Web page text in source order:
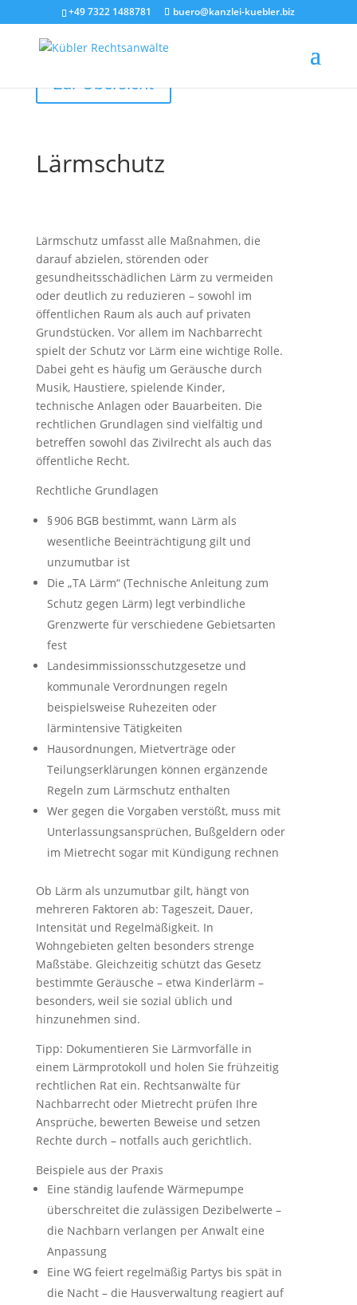
+49 7322 1488781 buero@kanzlei-kuebler.biz
Zur Übersicht
Lärmschutz
Lärmschutz umfasst alle Maßnahmen, die
darauf abzielen, störenden oder
gesundheitsschädlichen Lärm zu vermeiden
oder deutlich zu reduzieren – sowohl im
öffentlichen Raum als auch auf privaten
Grundstücken. Vor allem im Nachbarrecht
spielt der Schutz vor Lärm eine wichtige Rolle.
Dabei geht es häufig um Geräusche durch
Musik, Haustiere, spielende Kinder,
technische Anlagen oder Bauarbeiten. Die
rechtlichen Grundlagen sind vielfältig und
betreffen sowohl das Zivilrecht als auch das
öffentliche Recht.
Rechtliche Grundlagen
§ 906 BGB bestimmt, wann Lärm als
wesentliche Beeinträchtigung gilt und
unzumutbar ist
Die „TA Lärm“ (Technische Anleitung zum
Schutz gegen Lärm) legt verbindliche
Grenzwerte für verschiedene Gebietsarten
fest
Landesimmissionsschutzgesetze und
kommunale Verordnungen regeln
beispielsweise Ruhezeiten oder
lärmintensive Tätigkeiten
Hausordnungen, Mietverträge oder
Teilungserklärungen können ergänzende
Regeln zum Lärmschutz enthalten
Wer gegen die Vorgaben verstößt, muss mit
Unterlassungsansprüchen, Bußgeldern oder
im Mietrecht sogar mit Kündigung rechnen
Ob Lärm als unzumutbar gilt, hängt von
mehreren Faktoren ab: Tageszeit, Dauer,
Intensität und Regelmäßigkeit. In
Wohngebieten gelten besonders strenge
Maßstäbe. Gleichzeitig schützt das Gesetz
bestimmte Geräusche – etwa Kinderlärm –
besonders, weil sie sozial üblich und
hinzunehmen sind.
Tipp: Dokumentieren Sie Lärmvorfälle in
einem Lärmprotokoll und holen Sie frühzeitig
rechtlichen Rat ein. Rechtsanwälte für
Nachbarrecht oder Mietrecht prüfen Ihre
Ansprüche, bewerten Beweise und setzen
Rechte durch – notfalls auch gerichtlich.
Beispiele aus der Praxis
Eine ständig laufende Wärmepumpe
überschreitet die zulässigen Dezibelwerte –
die Nachbarn verlangen per Anwalt eine
Anpassung
Eine WG feiert regelmäßig Partys bis spät in
die Nacht – die Hausverwaltung reagiert auf